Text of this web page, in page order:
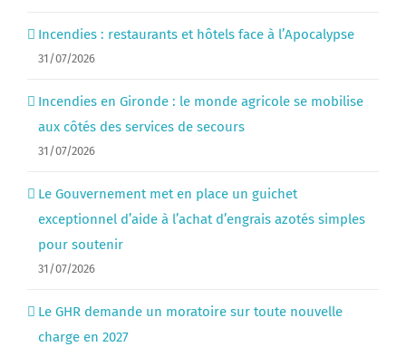
Incendies : restaurants et hôtels face à l’Apocalypse
31/07/2026
Incendies en Gironde : le monde agricole se mobilise
aux côtés des services de secours
31/07/2026
Le Gouvernement met en place un guichet
exceptionnel d’aide à l’achat d’engrais azotés simples
pour soutenir
31/07/2026
Le GHR demande un moratoire sur toute nouvelle
charge en 2027